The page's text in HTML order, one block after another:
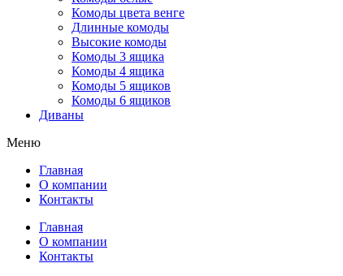
Комоды цвета венге
Длинные комоды
Высокие комоды
Комоды 3 ящика
Комоды 4 ящика
Комоды 5 ящиков
Комоды 6 ящиков
Диваны
Меню
Главная
О компании
Контакты
Главная
О компании
Контакты